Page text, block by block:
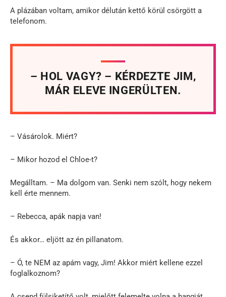
A plázában voltam, amikor délután kettő körül csörgött a
telefonom.
– HOL VAGY? – KÉRDEZTE JIM,
MÁR ELEVE INGERÜLTEN.
– Vásárolok. Miért?
– Mikor hozod el Chloe-t?
Megálltam. – Ma dolgom van. Senki nem szólt, hogy nekem
kell érte mennem.
– Rebecca, apák napja van!
És akkor… eljött az én pillanatom.
– Ó, te NEM az apám vagy, Jim! Akkor miért kellene ezzel
foglalkoznom?